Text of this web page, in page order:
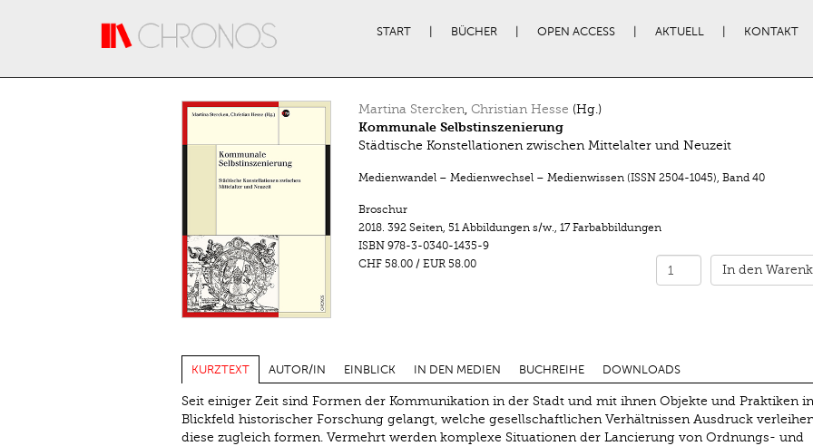
START BÜCHER OPEN ACCESS AKTUELL KONTAKT
Martina Stercken, Christian Hesse (Hg.)
Kommunale Selbstinszenierung
Städtische Konstellationen zwischen Mittelalter und Neuzeit
Medienwandel – Medienwechsel – Medienwissen (ISSN 2504-1045), Band 40
Broschur
2018. 392 Seiten, 51 Abbildungen s/w., 17 Farbabbildungen
ISBN 978-3-0340-1435-9
CHF 58.00/ EUR 58.00 In den
KURZTEXT AUTOR/IN EINBLICK IN DEN MEDIEN BUCHREIHE DOWNLOADS
Seit einiger Zeit sind Formen der Kommunikation in der Stadt und mit ihnen Objekte und Praktiken
Blickfeld historischer Forschung gelangt, welche gesellschaftlichen Verhältnissen Ausdruck
diese zugleich formen. Vermehrt werden komplexe Situationen der Lancierung von Ordnungs- und